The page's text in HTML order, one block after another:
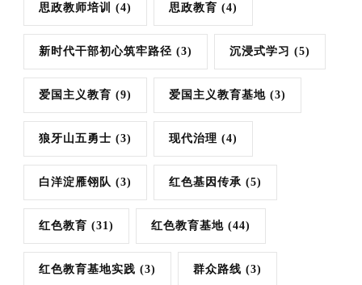
思政教师培训 (4) 思政教育 (4)
新时代干部初心筑牢路径 (3) 沉浸式学习 (5)
爱国主义教育 (9) 爱国主义教育基地 (3)
狼牙山五勇士 (3) 现代治理 (4)
白洋淀雁翎队 (3) 红色基因传承 (5)
红色教育 (31) 红色教育基地 (44)
红色教育基地实践 (3) 群众路线 (3)